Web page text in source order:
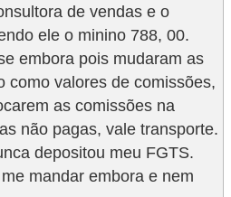
de vendas e o
ele o minino 788, 00.
embora pois mudaram as
como valores de comissões,
as comissões na
não pagas, vale transporte.
depositou meu FGTS.
mandar embora e nem